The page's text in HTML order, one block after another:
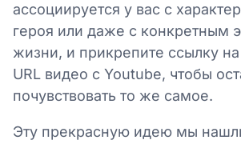
ассоциируется у вас с
героя или даже с конкретным
жизни, и прикрепите ссылку
URL видео с Youtube, чтобы
почувствовать то же самое.
Эту прекрасную идею мы